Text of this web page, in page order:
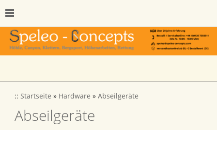
:: Startseite » Hardware » Abseilgeräte
Abseilgeräte